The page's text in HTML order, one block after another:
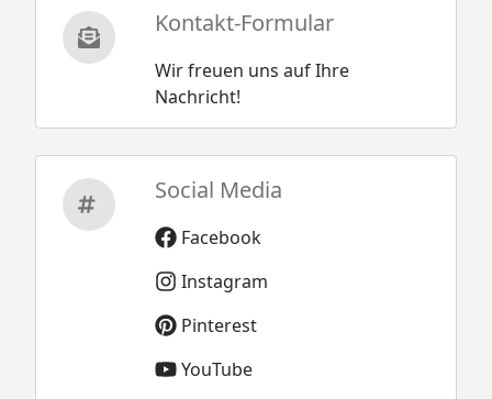
Kontakt-Formular
Wir freuen uns auf Ihre
Nachricht!
Social Media
Facebook
Instagram
Pinterest
YouTube